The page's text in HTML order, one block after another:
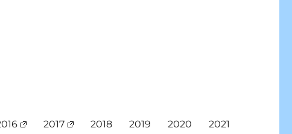
2017 2018 2019 2020 2021